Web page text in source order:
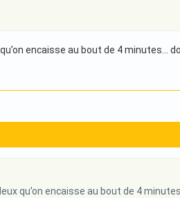
encaisse au bout de 4 minutes…
qu’on encaisse au bout de 4